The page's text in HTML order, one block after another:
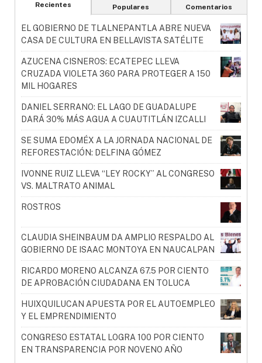
Recientes Populares Comentarios
EL GOBIERNO DE TLALNEPANTLA ABRE NUEVA
CASA DE CULTURA EN BELLAVISTA SATÉLITE
AZUCENA CISNEROS: ECATEPEC LLEVA
CRUZADA VIOLETA 360 PARA PROTEGER A 150
MIL HOGARES
DANIEL SERRANO: EL LAGO DE GUADALUPE
DARÁ 30% MÁS AGUA A CUAUTITLÁN IZCALLI
SE SUMA EDOMÉX A LA JORNADA NACIONAL DE
REFORESTACIÓN: DELFINA GÓMEZ
IVONNE RUIZ LLEVA “LEY ROCKY” AL CONGRESO
VS. MALTRATO ANIMAL
ROSTROS
CLAUDIA SHEINBAUM DA AMPLIO RESPALDO AL
GOBIERNO DE ISAAC MONTOYA EN NAUCALPAN
RICARDO MORENO ALCANZA 67.5 POR CIENTO
DE APROBACIÓN CIUDADANA EN TOLUCA
HUIXQUILUCAN APUESTA POR EL AUTOEMPLEO
Y EL EMPRENDIMIENTO
CONGRESO ESTATAL LOGRA 100 POR CIENTO
EN TRANSPARENCIA POR NOVENO AÑO